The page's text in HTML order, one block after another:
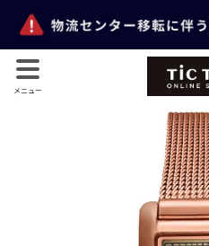
メニュー